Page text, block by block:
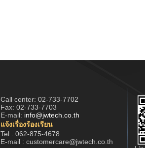
Call center: 02-733-7702
Fax: 02-733-7703
E-mail: info@jwtech.co.th
แจ้งเรื่องร้องเรียน
Tel : 062-875-4678
E-mail : customercare@jwtech.co.th